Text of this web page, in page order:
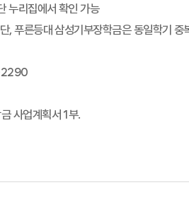
누리집에서 확인 가능
, 푸른등대 삼성기부장학금은 동일학기 중
2290
사업계획서 1부.